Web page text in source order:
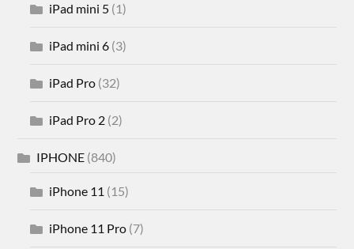
iPad mini 5 (1)
iPad mini 6 (3)
iPad Pro (32)
iPad Pro 2 (2)
IPHONE (840)
iPhone 11 (15)
iPhone 11 Pro (7)